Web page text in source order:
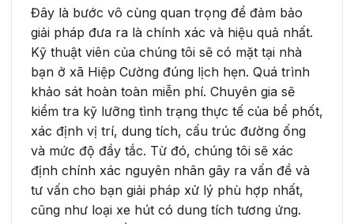
Đây là bước vô cùng quan trọng để đảm bảo
giải pháp đưa ra là chính xác và hiệu quả nhất.
Kỹ thuật viên của chúng tôi sẽ có mặt tại nhà
bạn ở xã Hiệp Cường đúng lịch hẹn. Quá trình
khảo sát hoàn toàn miễn phí. Chuyên gia sẽ
kiểm tra kỹ lưỡng tình trạng thực tế của bể phốt,
xác định vị trí, dung tích, cấu trúc đường ống
và mức độ đầy tắc. Từ đó, chúng tôi sẽ xác
định chính xác nguyên nhân gây ra vấn đề và
tư vấn cho bạn giải pháp xử lý phù hợp nhất,
cũng như loại xe hút có dung tích tương ứng.